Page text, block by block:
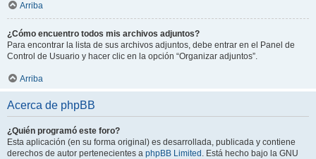
Arriba
¿Cómo encuentro todos mis archivos adjuntos?
Para encontrar la lista de sus archivos adjuntos, debe entrar en el Panel de
Control de Usuario y hacer clic en la opción “Organizar adjuntos”.
Arriba
Acerca de phpBB
¿Quién programó este foro?
Esta aplicación (en su forma original) es desarrollada, publicada y contiene
derechos de autor pertenecientes a phpBB Limited . Está hecho bajo la GNU